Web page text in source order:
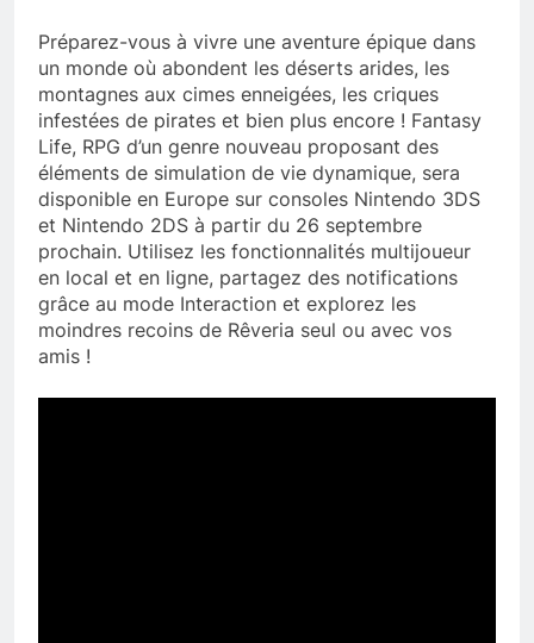
Préparez-vous à vivre une aventure épique dans
un monde où abondent les déserts arides, les
montagnes aux cimes enneigées, les criques
infestées de pirates et bien plus encore ! Fantasy
Life, RPG d’un genre nouveau proposant des
éléments de simulation de vie dynamique, sera
disponible en Europe sur consoles Nintendo 3DS
et Nintendo 2DS à partir du 26 septembre
prochain. Utilisez les fonctionnalités multijoueur
en local et en ligne, partagez des notifications
grâce au mode Interaction et explorez les
moindres recoins de Rêveria seul ou avec vos
amis !